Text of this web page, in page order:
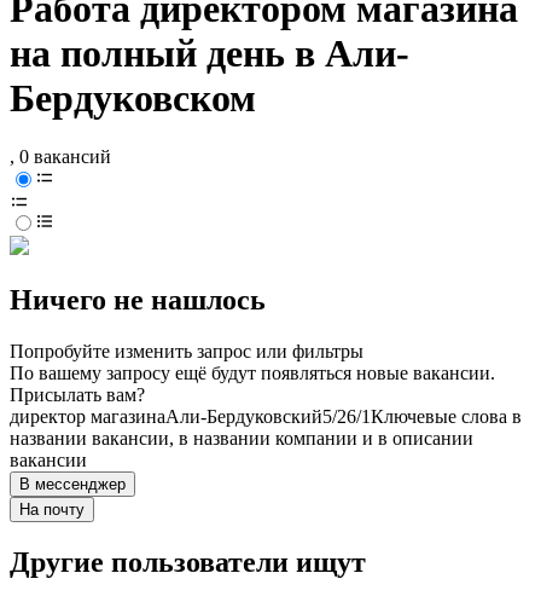
на полный день в Али-
Бердуковском
, 0 вакансий
Ничего не нашлось
Попробуйте изменить запрос или фильтры
По вашему запросу ещё будут появляться новые вакансии.
Присылать вам?
директор магазинаАли-Бердуковский5/26/1Ключевые слова в
названии вакансии, в названии компании и в описании
вакансии
В мессенджер
На почту
Другие пользователи ищут